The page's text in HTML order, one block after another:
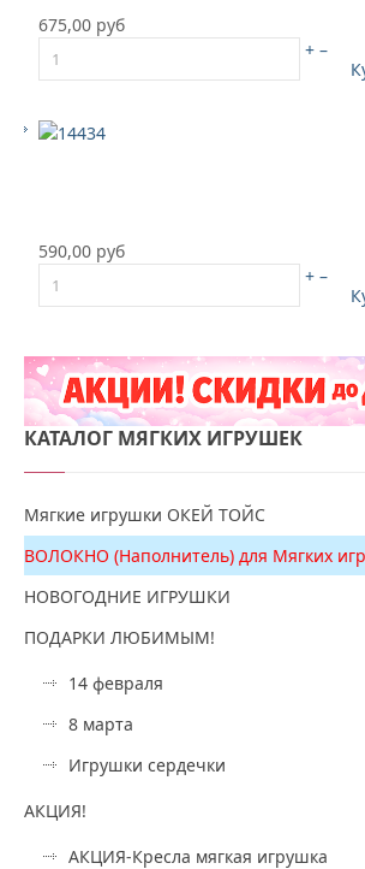
675,00 руб
+ –
590,00 руб
+ –
КАТАЛОГ МЯГКИХ ИГРУШЕК
Мягкие игрушки ОКЕЙ ТОЙС
ВОЛОКНО (Наполнитель) для Мягких
НОВОГОДНИЕ ИГРУШКИ
ПОДАРКИ ЛЮБИМЫМ!
14 февраля
8 марта
Игрушки сердечки
АКЦИЯ!
АКЦИЯ-Кресла мягкая игрушка